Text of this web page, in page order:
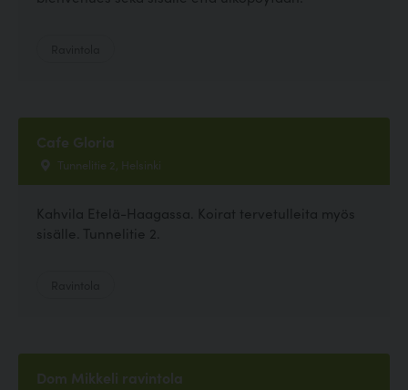
Cafe Gloria
Tunnelitie 2, Helsinki
Kahvila Etelä-Haagassa. Koirat tervetulleita myös
sisälle. Tunnelitie 2.
Dom Mikkeli ravintola